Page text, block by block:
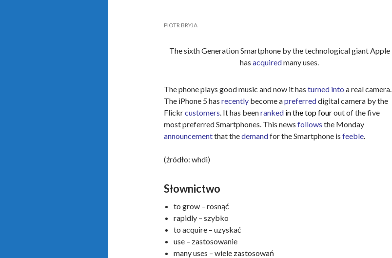
PIOTR BRYJA
The sixth Generation Smartphone by the technological giant Apple
has acquiredmany uses.
The phone plays good music and now it has turned into a real camera.
The iPhone 5 has recently become apreferreddigital camera by the
Flickrcustomers. It has beenranked in the top fourout of the five
most preferred Smartphones. This news follows the Monday
announcementthat thedemandfor the Smartphone is feeble.
(źródło: whdi)
Słownictwo
to grow – rosnąć
rapidly – szybko
to acquire – uzyskać
use – zastosowanie
many uses – wiele zastosowań